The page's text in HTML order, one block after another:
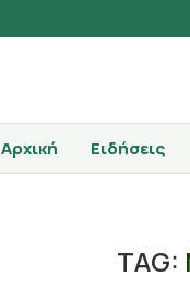
Αρχική Ειδήσεις
TAG: